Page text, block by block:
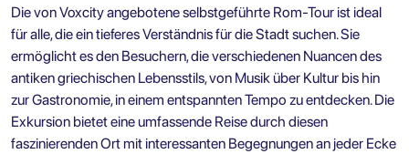
Die von Voxcity angebotene selbstgeführte Rom-Tour ist ideal
für alle, die ein tieferes Verständnis für die Stadt suchen. Sie
ermöglicht es den Besuchern, die verschiedenen Nuancen des
antiken griechischen Lebensstils, von Musik über Kultur bis hin
zur Gastronomie, in einem entspannten Tempo zu entdecken. Die
Exkursion bietet eine umfassende Reise durch diesen
faszinierenden Ort mit interessanten Begegnungen an jeder Ecke